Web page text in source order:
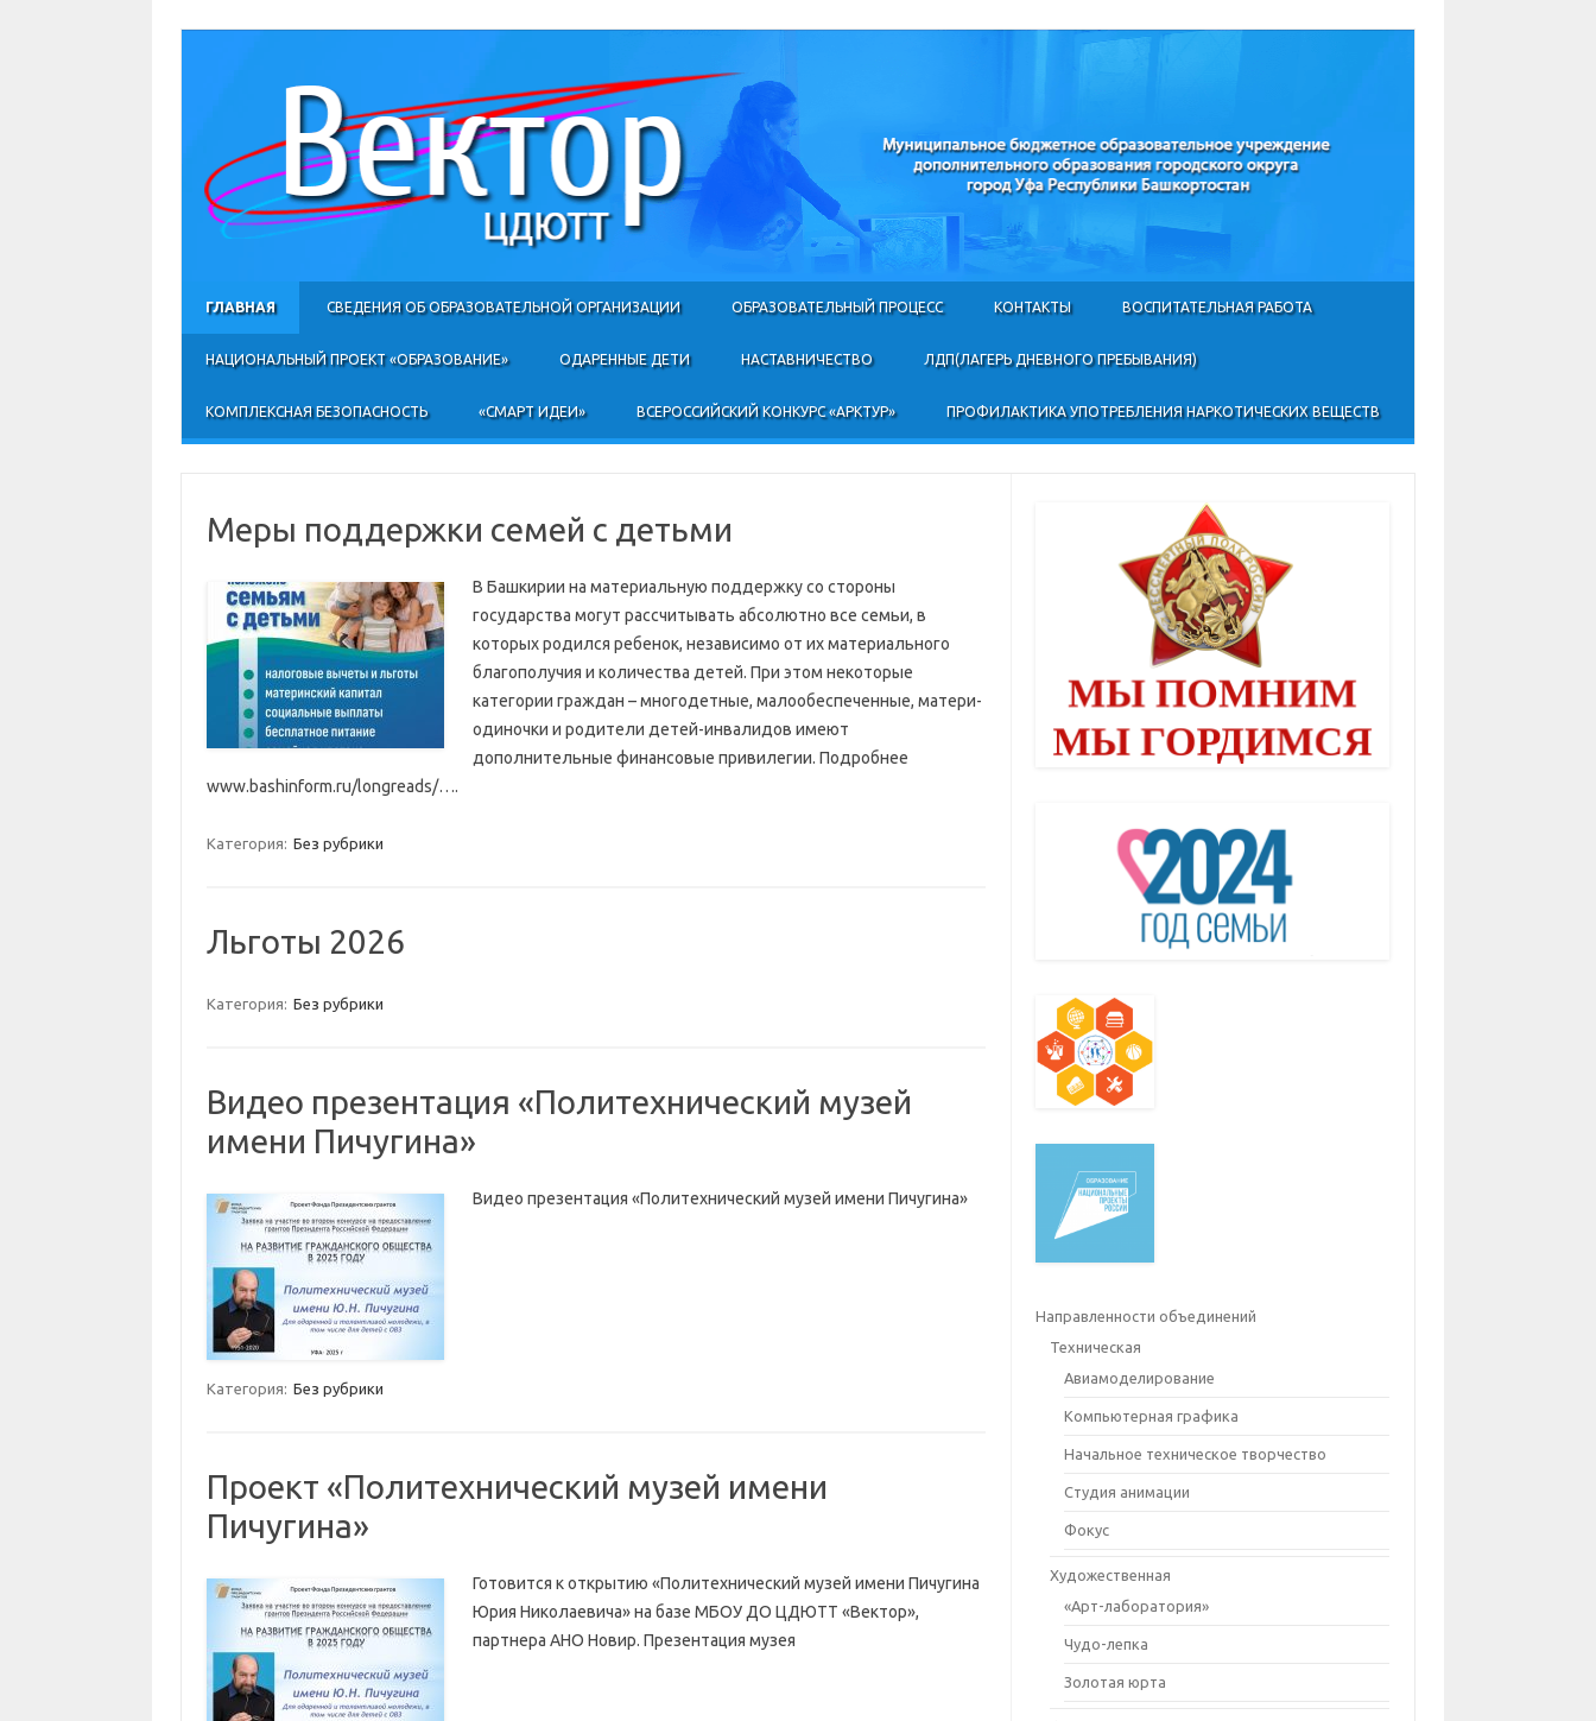
Skip to content
ГЛАВНАЯ СВЕДЕНИЯ ОБ ОБРАЗОВАТЕЛЬНОЙ ОРГАНИЗАЦИИ ОБРАЗОВАТЕЛЬНЫЙ ПРОЦЕСС КОНТАКТЫ ВОСПИТАТЕЛЬНАЯ РАБОТА
НАЦИОНАЛЬНЫЙ ПРОЕКТ «ОБРАЗОВАНИЕ» ОДАРЕННЫЕ ДЕТИ НАСТАВНИЧЕСТВО ЛДП(ЛАГЕРЬ ДНЕВНОГО ПРЕБЫВАНИЯ)
КОМПЛЕКСНАЯ БЕЗОПАСНОСТЬ «СМАРТ ИДЕИ» ВСЕРОССИЙСКИЙ КОНКУРС «АРКТУР» ПРОФИЛАКТИКА УПОТРЕБЛЕНИЯ НАРКОТИЧЕСКИХ ВЕЩЕСТВ
Меры поддержки семей с детьми
В Башкирии на материальную поддержку со стороны
государства могут рассчитывать абсолютно все семьи, в
которых родился ребенок, независимо от их материального
благополучия и количества детей. При этом некоторые
категории граждан – многодетные, малообеспеченные, матери-
одиночки и родители детей-инвалидов имеют
дополнительные финансовые привилегии. Подробнее
www.bashinform.ru/longreads/….
Категория: Без рубрики
Льготы 2026
Категория: Без рубрики
Видео презентация «Политехнический музей
имени Пичугина»
Видео презентация «Политехнический музей имени Пичугина»
Категория: Без рубрики
Проект «Политехнический музей имени
Пичугина»
Готовится к открытию «Политехнический музей имени Пичугина
Юрия Николаевича» на базе МБОУ ДО ЦДЮТТ «Вектор»,
партнера АНО Новир. Презентация музея
Направленности объединений
Техническая
Авиамоделирование
Компьютерная графика
Начальное техническое творчество
Студия анимации
Фокус
Художественная
«Арт-лаборатория»
Чудо-лепка
Золотая юрта